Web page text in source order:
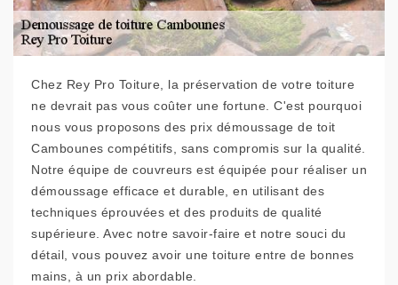
Chez Rey Pro Toiture, la préservation de votre toiture
ne devrait pas vous coûter une fortune. C'est pourquoi
nous vous proposons des prix démoussage de toit
Cambounes compétitifs, sans compromis sur la qualité.
Notre équipe de couvreurs est équipée pour réaliser un
démoussage efficace et durable, en utilisant des
techniques éprouvées et des produits de qualité
supérieure. Avec notre savoir-faire et notre souci du
détail, vous pouvez avoir une toiture entre de bonnes
mains, à un prix abordable.